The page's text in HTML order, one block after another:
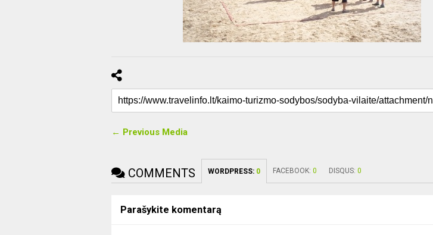
← Previous Media
COMMENTS WORDPRESS: 0 FACEBOOK: 0 DISQUS: 0
Parašykite komentarą